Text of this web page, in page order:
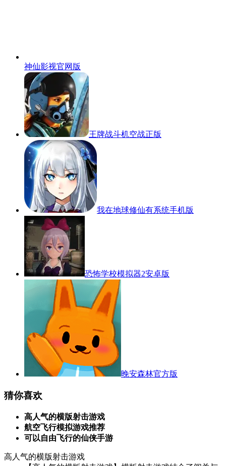
神仙影视官网版
王牌战斗机空战正版
我在地球修仙有系统手机版
恐怖学校模拟器2安卓版
晚安森林官方版
猜你喜欢
高人气的横版射击游戏
航空飞行模拟游戏推荐
可以自由飞行的仙侠手游
高人气的横版射击游戏